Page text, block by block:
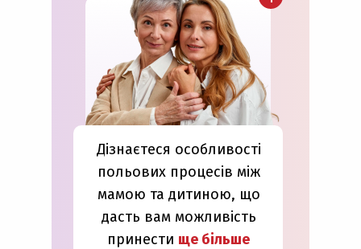
Дізнаєтеся особливості
польових процесів між
мамою та дитиною, що
дасть вам можливість
принести ще більше